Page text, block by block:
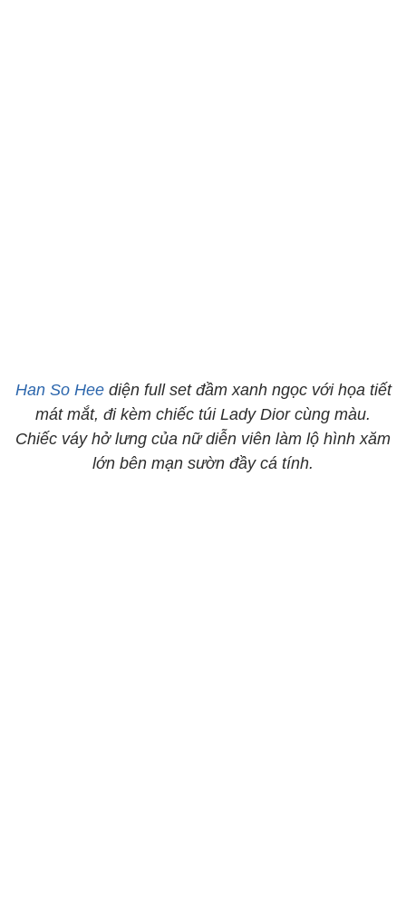
Han So Heediện full set đầm xanh ngọc với họa tiết
mát mắt, đi kèm chiếc túi Lady Dior cùng màu.
Chiếc váy hở lưng của nữ diễn viên làm lộ hình xăm
lớn bên mạn sườn đầy cá tính.